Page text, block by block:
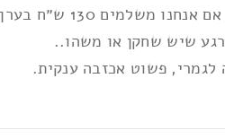
הכבישים בארץ
שיש שחקן או משהו..
לגמרי, פשוט אכזבה ענקית.